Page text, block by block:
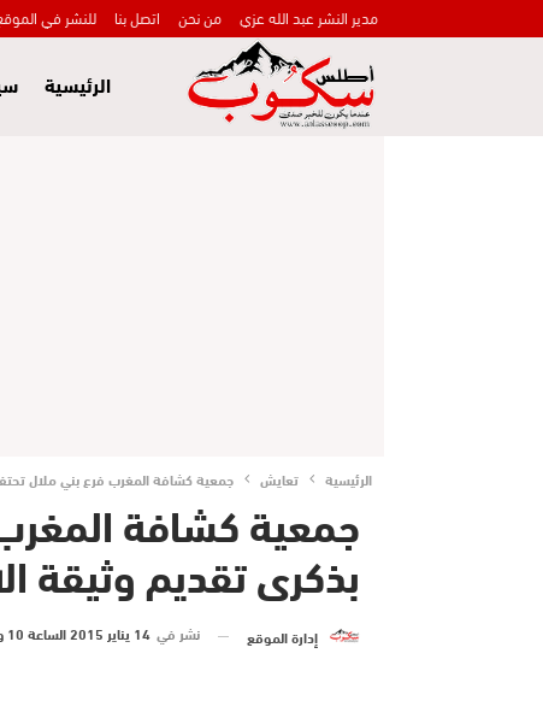
مدير النشر عبد الله عزي من نحن اتصل بنا للنشر في
الرئيسية
الرئيسية تعايش جمعية كشافة المغرب فرع بني ملال
جمعية كشافة
بذكرى تقديم وثيقة
إدارة الموقع نشر في 14 يناير 2015 الساعة 10 و 55 دقيقة